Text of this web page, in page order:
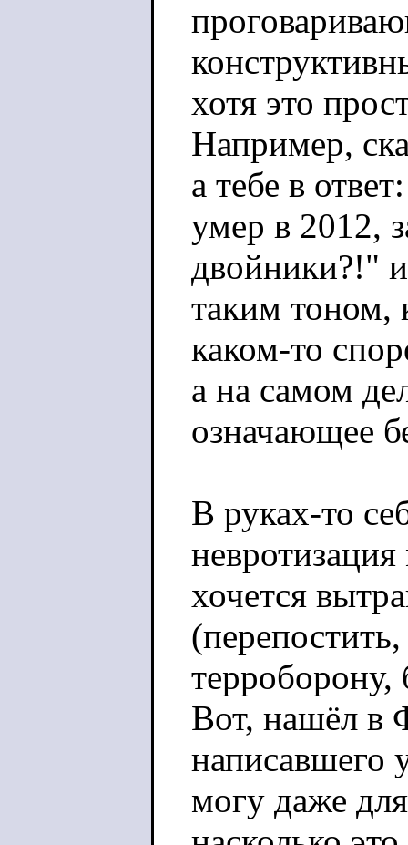
хотя это
Например,
а тебе в
умер в 2012,
двойники?!"
таким тоном,
каком-то
а на самом
означающее
В руках-то
хочется
терроборону,
Вот, нашёл в
написавшего
могу даже